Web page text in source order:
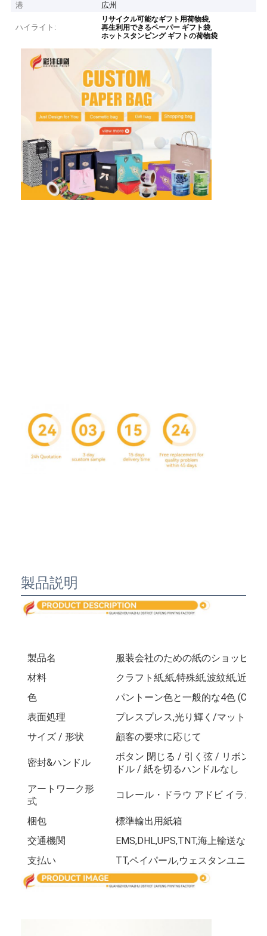
家へ
わたしたち に つい て
工場 ツアー
連絡 ください
ニュース
化粧品の包装箱
エレクトロニクス包装箱
港
広州
ハイライト:
リサイクル可能なギフト用荷物袋,
再生利用できるペーパー ギフト袋,
ホットスタンピング ギフトの荷物袋
製品説明
製品名
服装会社のための紙のショッピン
材料
クラフト紙,紙,特殊紙,波紋紙,近線
色
パントーン色と一般的な4色
表面処理
プレスプレス,光り輝く/マットラ
サイズ / 形状
顧客の要求に応じて
密封&ハンドル
ボタン 閉じる / 引く弦 / リボン /
ドル / 紙を切るハンドルなし
アートワーク形
式
コレール・ドラウ アドビ イラス
梱包
標準輸出用紙箱
交通機関
EMS,DHL,UPS,TNT,海上輸送など
支払い
TT,ペイパール,ウェスタンユニオン